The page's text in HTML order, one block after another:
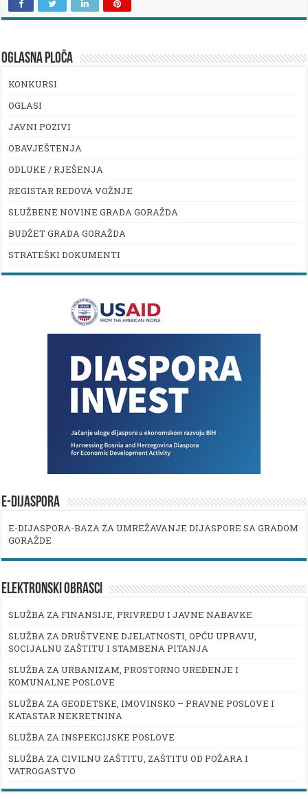
OGLASNA PLOČA
KONKURSI
OGLASI
JAVNI POZIVI
OBAVJEŠTENJA
ODLUKE / RJEŠENJA
REGISTAR REDOVA VOŽNJE
SLUŽBENE NOVINE GRADA GORAŽDA
BUDŽET GRADA GORAŽDA
STRATEŠKI DOKUMENTI
E-DIJASPORA
E-DIJASPORA-BAZA ZA UMREŽAVANJE DIJASPORE SA GRADOM
GORAŽDE
ELEKTRONSKI OBRASCI
SLUŽBA ZA FINANSIJE, PRIVREDU I JAVNE NABAVKE
SLUŽBA ZA DRUŠTVENE DJELATNOSTI, OPĆU UPRAVU,
SOCIJALNU ZAŠTITU I STAMBENA PITANJA
SLUŽBA ZA URBANIZAM, PROSTORNO UREĐENJE I
KOMUNALNE POSLOVE
SLUŽBA ZA GEODETSKE, IMOVINSKO – PRAVNE POSLOVE I
KATASTAR NEKRETNINA
SLUŽBA ZA INSPEKCIJSKE POSLOVE
SLUŽBA ZA CIVILNU ZAŠTITU, ZAŠTITU OD POŽARA I
VATROGASTVO